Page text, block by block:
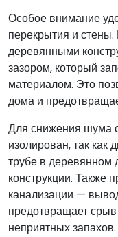
Особое внимание
перекрытия и
деревянными
зазором, который
материалом. Это
дома и
Для снижения шума
изолирован, так как
трубе в деревянном
конструкции. Также
канализации —
предотвращает
неприятных запахов.